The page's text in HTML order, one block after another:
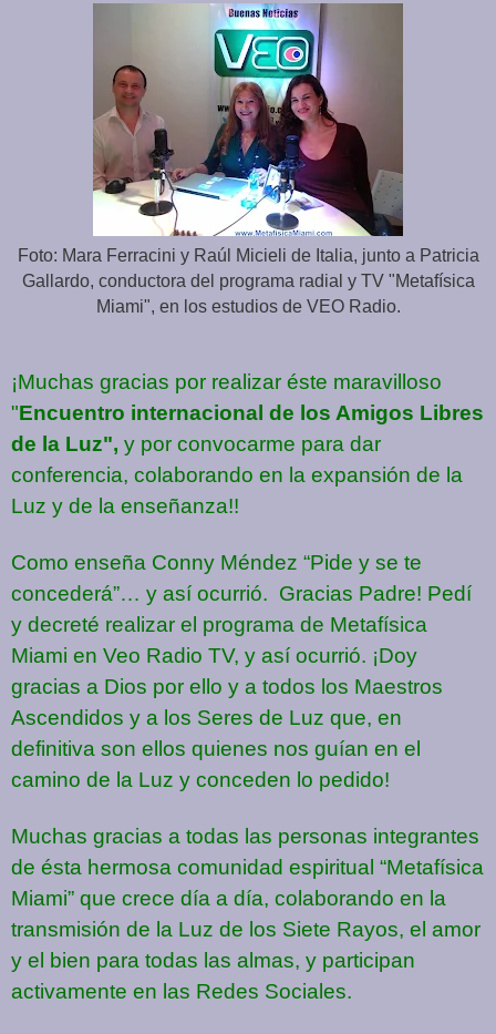
Foto: Mara Ferracini y Raúl Micieli de Italia, junto a Patricia
Gallardo, conductora del programa radial y TV "Metafísica
Miami", en los estudios de VEO Radio.
¡Muchas gracias por realizar éste maravilloso
"Encuentro internacional de los Amigos Libres
de la Luz", y por convocarme para dar
conferencia, colaborando en la expansión de la
Luz y de la enseñanza!!
Como enseña Conny Méndez “Pide y se te
concederá”… y así ocurrió. Gracias Padre! Pedí
y decreté realizar el programa de Metafísica
Miami en Veo Radio TV, y así ocurrió. ¡Doy
gracias a Dios por ello y a todos los Maestros
Ascendidos y a los Seres de Luz que, en
definitiva son ellos quienes nos guían en el
camino de la Luz y conceden lo pedido!
Muchas gracias a todas las personas integrantes
de ésta hermosa comunidad espiritual “Metafísica
Miami” que crece día a día, colaborando en la
transmisión de la Luz de los Siete Rayos, el amor
y el bien para todas las almas, y participan
activamente en las Redes Sociales.